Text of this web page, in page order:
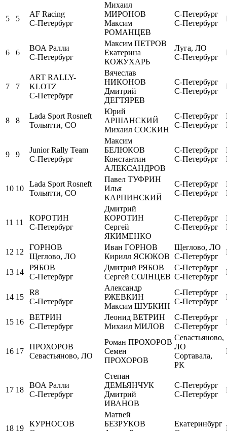
5 5
AF Racing
С-Петербург
Михаил
МИРОНОВ
Максим
РОМАНЦЕВ
С-Петербург
С-Петербург
6 6
ВОА Ралли
С-Петербург
Максим ПЕТРОВ
Екатерина
КОЖУХАРЬ
Луга, ЛО
С-Петербург
7 7
ART RALLY-
KLOTZ
С-Петербург
Вячеслав
НИКОНОВ
Дмитрий
ДЕГТЯРЕВ
С-Петербург
С-Петербург
8 8
Lada Sport Rosneft
Тольятти, СО
Юрий
АРШАНСКИЙ
Михаил СОСКИН
С-Петербург
С-Петербург
9 9
Junior Rally Team
С-Петербург
Максим
БЕЛЮКОВ
Константин
АЛЕКСАНДРОВ
С-Петербург
С-Петербург
10 10
Lada Sport Rosneft
Тольятти, СО
Павел ТУФРИН
Илья
КАРПИНСКИЙ
С-Петербург
С-Петербург
11 11
КОРОТИН
С-Петербург
Дмитрий
КОРОТИН
Сергей
ЯКИМЕНКО
С-Петербург
С-Петербург
12 12
ГОРНОВ
Щеглово, ЛО
Иван ГОРНОВ
Кирилл ЯСЮКОВ
Щеглово, ЛО
С-Петербург
13 14
РЯБОВ
С-Петербург
Дмитрий РЯБОВ
Сергей СОЛНЦЕВ
С-Петербург
С-Петербург
14 15
R8
С-Петербург
Александр
РЖЕВКИН
Максим ШУБКИН
С-Петербург
С-Петербург
15 16
ВЕТРИН
С-Петербург
Леонид ВЕТРИН
Михаил МИЛОВ
С-Петербург
С-Петербург
16 17
ПРОХОРОВ
Севастьяново, ЛО
Роман ПРОХОРОВ
Семен
ПРОХОРОВ
Севастьяново,
ЛО
Сортавала,
РК
17 18
ВОА Ралли
С-Петербург
Степан
ДЕМЬЯНЧУК
Дмитрий
ИВАНОВ
С-Петербург
С-Петербург
18 19
КУРНОСОВ
Матвей
БЕЗРУКОВ
Екатеринбург